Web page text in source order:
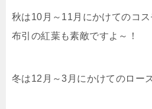
秋は10月～11月にかけてのコ
布引の紅葉も素敵ですよ～！
冬は12月～3月にかけてのロー